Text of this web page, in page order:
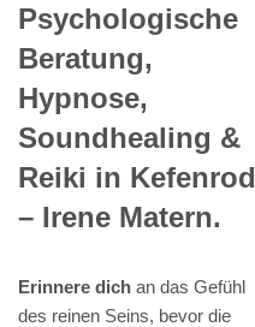
Psychologische
Beratung,
Hypnose,
Soundhealing &
Reiki in Kefenrod
– Irene Matern.
Erinnere dich an das Gefühl
des reinen Seins, bevor die